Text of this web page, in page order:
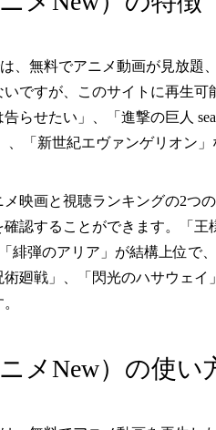
、無料でアニメ動画が見放
ですが、このサイトに再生
らせたい」、「進撃の巨人
、「新世紀エヴァンゲリオン
映画と視聴ランキングの2つ
認することができます。「
緋弾のアリア」が結構上位
廻戦」、「閃光のハサウェ
メNew）の使い